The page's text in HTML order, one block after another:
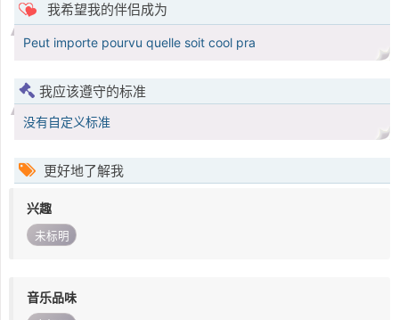
我希望我的伴侣成为
Peut importe pourvu quelle soit cool pra
我应该遵守的标准
没有自定义标准
更好地了解我
兴趣
未标明
音乐品味